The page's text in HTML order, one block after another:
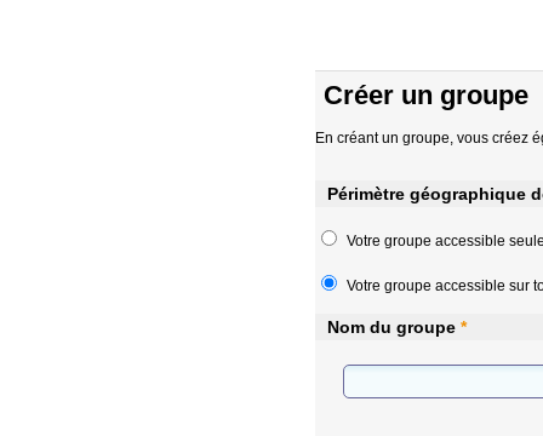
Créer un groupe
En créant un groupe, vous créez
Périmètre géographique
Votre groupe accessible
Votre groupe accessible sur
Nom du groupe *